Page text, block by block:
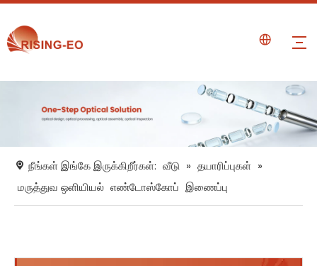
நீங்கள் இங்கே இருக்கிறீர்கள்: வீடு » தயாரிப்புகள் »
மருத்துவ ஒளியியல் எண்டோஸ்கோப் இணைப்பு